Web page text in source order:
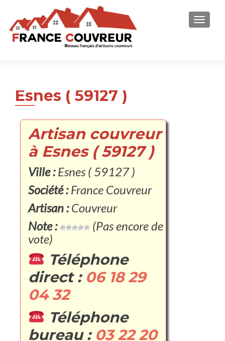
Esnes ( 59127 )
Artisan couvreur
à Esnes ( 59127 )
Ville :Esnes ( 59127 )
Société :France Couvreur
Artisan :Couvreur
Note :
(Pas encore de
vote)
Téléphone
direct : 06 18 29
04 32
Téléphone
bureau : 03 22 20